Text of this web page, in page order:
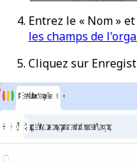
Entrez le « Nom »
les champs de
Cliquez sur